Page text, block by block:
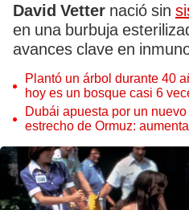
David Vetter nació sin
en una burbuja
avances clave en
Plantó un árbol durante 40
hoy es un bosque casi 6
Parque de las Leyendas
Dubái apuesta por un
estrecho de Ormuz: